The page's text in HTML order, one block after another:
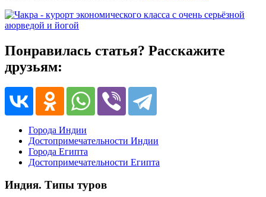
Понравилась статья? Расскажите
друзьям:
Города Индии
Достопримечательности Индии
Города Египта
Достопримечательности Египта
Индия. Типы туров